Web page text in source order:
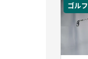
ゴルフ